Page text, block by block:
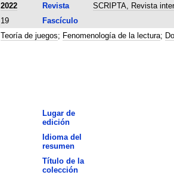
2022 Revista
SCRIPTA, Revista
19
Fascículo
Teoría de juegos; Fenomenología de la lectura;
Lugar de
edición
Idioma del
resumen
Título de la
colección